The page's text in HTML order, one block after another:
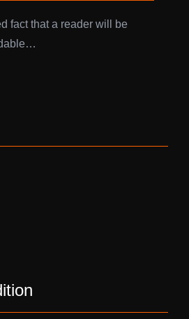
fact that a reader will be